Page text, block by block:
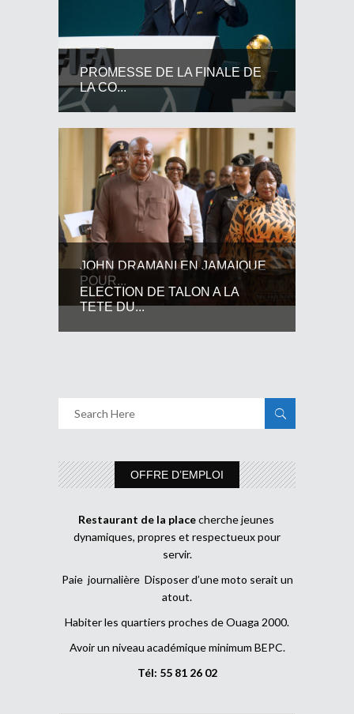
PROMESSE DE LA FINALE DE
LA CO...
JOHN DRAMANI EN JAMAIQUE
POUR...
ELECTION DE TALON A LA
TETE DU...
OFFRE D’EMPLOI
Restaurant de la placecherche jeunes
dynamiques, propres et respectueux pour
servir.
Paie journalière Disposer d’une moto serait un
atout.
Habiter les quartiers proches de Ouaga 2000.
Avoir un niveau académique minimum BEPC.
Tél: 55 81 26 02